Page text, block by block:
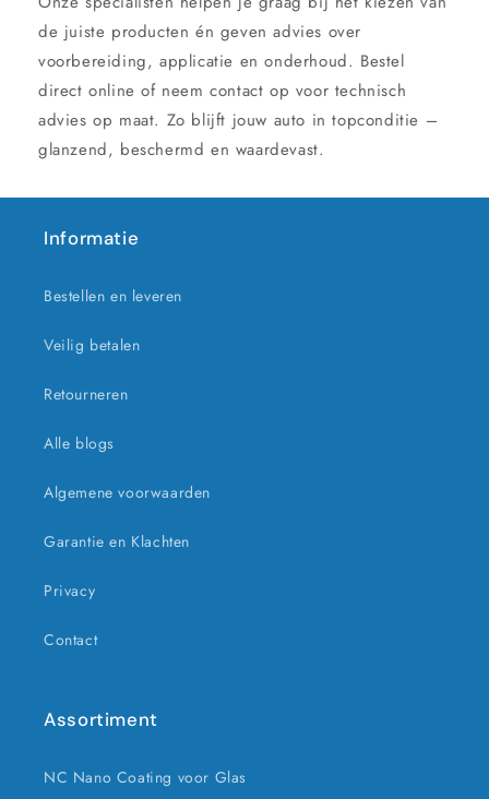
de juiste producten én geven advies over
voorbereiding, applicatie en onderhoud. Bestel
direct online of neem contact op voor technisch
advies op maat. Zo blijft jouw auto in topconditie –
glanzend, beschermd en waardevast.
Informatie
Bestellen en leveren
Veilig betalen
Retourneren
Alle blogs
Algemene voorwaarden
Garantie en Klachten
Privacy
Contact
Assortiment
NC Nano Coating voor Glas